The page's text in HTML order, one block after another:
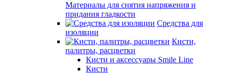
Материалы для снятия напряжения и
придания гладкости
Средства для
изоляции
Кисти,
палитры, расцветки
Кисти и аксессуары Smile Line
Кисти